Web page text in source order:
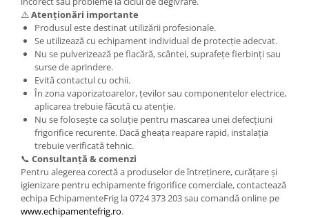
⚠️Atenționări importante
Produsul este destinat utilizării profesionale.
Se utilizează cu echipament individual de protecție adecvat.
Nu se pulverizează pe flacără, scântei, suprafețe fierbinți sau
surse de aprindere.
Evită contactul cu ochii.
În zona vaporizatoarelor, țevilor sau componentelor electrice,
aplicarea trebuie făcută cu atenție.
Nu se folosește ca soluție pentru mascarea unei defecțiuni
frigorifice recurente. Dacă gheața reapare rapid, instalația
trebuie verificată tehnic.
📞 Consultanță & comenzi
Pentru alegerea corectă a produselor de întreținere, curățare și
igienizare pentru echipamente frigorifice comerciale, contactează
echipa EchipamenteFrig la 0724 373 203 sau comandă online pe
www.echipamentefrig.ro.